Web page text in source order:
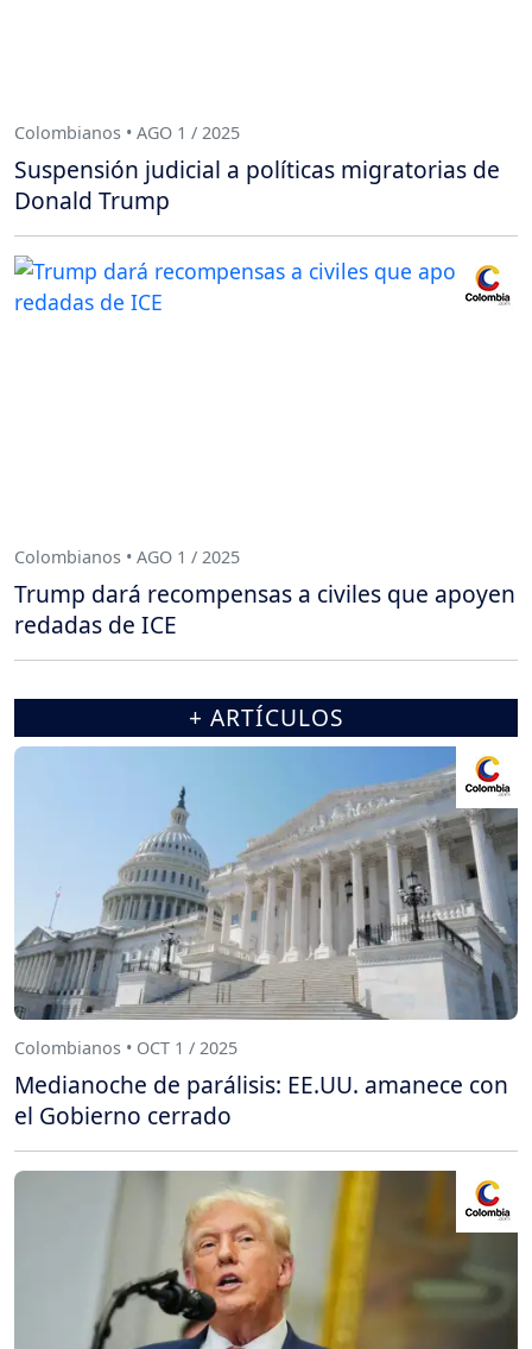
Colombianos • AGO 1 / 2025
Suspensión judicial a políticas migratorias de
Donald Trump
Colombianos • AGO 1 / 2025
Trump dará recompensas a civiles que apoyen
redadas de ICE
+ ARTÍCULOS
Colombianos • OCT 1 / 2025
Medianoche de parálisis: EE.UU. amanece con
el Gobierno cerrado